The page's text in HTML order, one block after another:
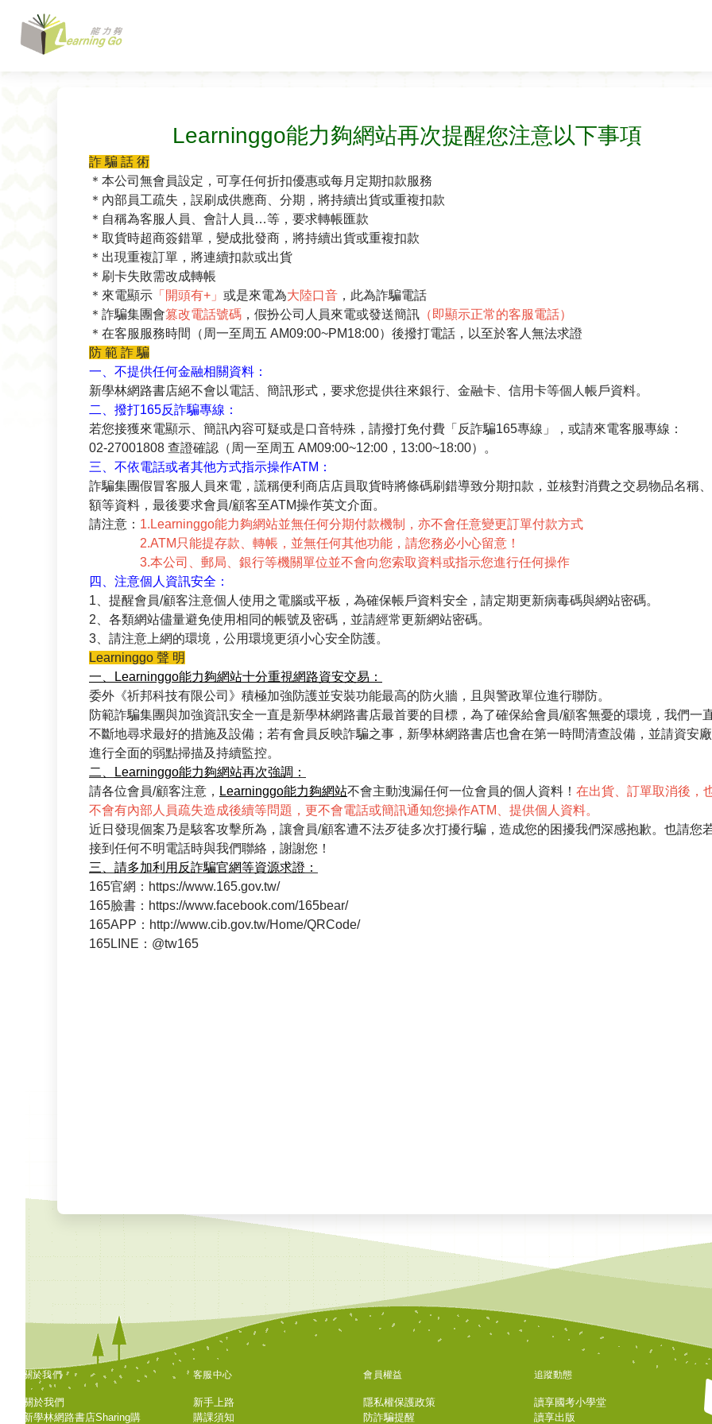
Learninggo能力夠網站再次提醒您注意以下事項
詐 騙 話 術
＊本公司無會員設定，可享任何折扣優惠或每月定期扣款服務
＊內部員工疏失，誤刷成供應商、分期，將持續出貨或重複扣款
＊自稱為客服人員、會計人員…等，要求轉帳匯款
＊取貨時超商簽錯單，變成批發商，將持續出貨或重複扣款
＊出現重複訂單，將連續扣款或出貨
＊刷卡失敗需改成轉帳
＊來電顯示 「開頭有+」 或是來電為大陸口音 ，此為詐騙電話
＊詐騙集團會篡改電話號碼 ，假扮公司人員來電或發送簡訊 （即顯示正常的客服電話）
＊在客服服務時間（周一至周五 AM09:00~PM18:00）後撥打電話，以至於客人無法求證
防 範 詐 騙
一、不提供任何金融相關資料：
新學林網路書店絕不會以電話、簡訊形式，要求您提供往來銀行、金融卡、信用卡等個人帳戶資料。
二、撥打165反詐騙專線：
若您接獲來電顯示、簡訊內容可疑或是口音特殊，請撥打免付費「反詐騙165專線」，或請來電客服專線：
02-27001808 查證確認（周一至周五 AM09:00~12:00，13:00~18:00）。
三、不依電話或者其他方式指示操作ATM：
詐騙集團假冒客服人員來電，謊稱便利商店店員取貨時將條碼刷錯導致分期扣款，並核對消費之交易物品名稱
額等資料，最後要求會員/顧客至ATM操作英文介面。
請注意： 1.Learninggo能力夠網站並無任何分期付款機制，亦不會任意變更訂單付款方式
2.ATM只能提存款、轉帳，並無任何其他功能，請您務必小心留意！
3.本公司、郵局、銀行等機關單位並不會向您索取資料或指示您進行任何操作
四、注意個人資訊安全：
1、提醒會員/顧客注意個人使用之電腦或平板，為確保帳戶資料安全，請定期更新病毒碼與網站密碼。
2、各類網站儘量避免使用相同的帳號及密碼，並請經常更新網站密碼。
3、請注意上網的環境，公用環境更須小心安全防護。
Learninggo 聲 明
一、Learninggo能力夠網站十分重視網路資安交易：
委外《祈邦科技有限公司》積極加強防護並安裝功能最高的防火牆，且與警政單位進行聯防。
防範詐騙集團與加強資訊安全一直是新學林網路書店最首要的目標，為了確保給會員/顧客無憂的環境，我們一
不斷地尋求最好的措施及設備；若有會員反映詐騙之事，新學林網路書店也會在第一時間清查設備，並請資安
進行全面的弱點掃描及持續監控。
二、
Learninggo能力夠網站再次強調：
請各位會員/顧客注意， Learninggo能力夠網站不會主動洩漏任何一位會員的個人資料！ 在出貨、訂單取消後，
不會有內部人員疏失造成後續等問題，更不會電話或簡訊通知您操作ATM、提供個人資料。
近日發現個案乃是駭客攻擊所為，讓會員/顧客遭不法歹徒多次打擾行騙，造成您的困擾我們深感抱歉。也請您
接到任何不明電話時與我們聯絡，謝謝您！
三、請多加利用反詐騙官網等資源求證：
165官網：https://www.165.gov.tw/
165臉書：https://www.facebook.com/165bear/
165APP：http://www.cib.gov.tw/Home/QRCode/
165LINE：@tw165
關於我們
關於我們
新學林網路書店Sharing購
客服中心
新手上路
購課須知
會員權益
隱私權保護政策
防詐騙提醒
追蹤動態
讀享國考小學堂
讀享出版